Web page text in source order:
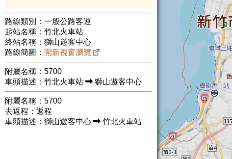
路線類別：一般公路客運
起站名稱：竹北火車站
終站名稱：獅山遊客中心
路線簡圖： 開新視窗瀏覽
附屬名稱：5700
車頭描述：竹北火車站
獅山遊客中心
附屬名稱：5700
去返程：返程
車頭描述：獅山遊客中心
竹北火車站